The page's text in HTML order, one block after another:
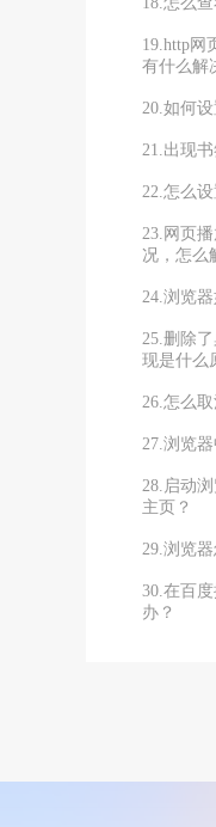
19.http网
有什么解
20.如何
21.出现
22.怎么
23.网页
况，怎么
24.浏览
25.删除
现是什么
26.怎么
27.浏览
28.启动
主页？
29.浏览
30.在百
办？